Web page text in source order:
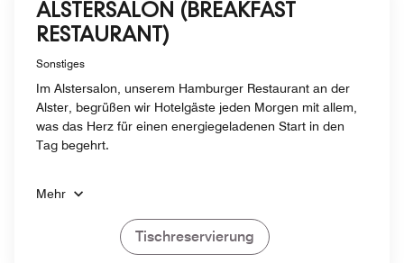
ALSTERSALON (BREAKFAST
RESTAURANT)
Sonstiges
Im Alstersalon, unserem Hamburger Restaurant an der
Alster, begrüßen wir Hotelgäste jeden Morgen mit allem,
was das Herz für einen energiegeladenen Start in den
Tag begehrt.
Mehr
Tischreservierung